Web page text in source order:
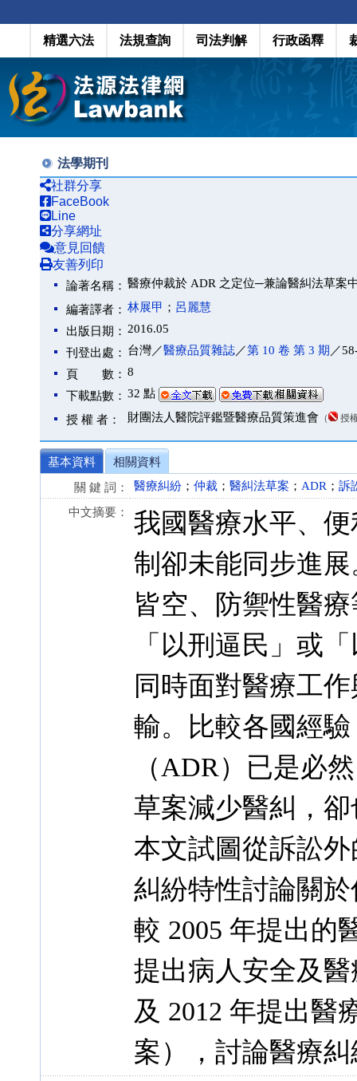
精選六法 法規查詢 司法判解 行政函釋
法學期刊
社群分享
FaceBook
Line
分享網址
意見回饋
友善列印
論著名稱： 醫療仲裁於 ADR 之定位─兼論醫糾法草案
編著譯者： 林展甲 ； 呂麗慧
出版日期： 2016.05
刊登出處： 台灣／醫療品質雜誌／第 10 卷 第 3 期 ／
頁 數： 8
下載點數： 32 點
授 權 者： 財團法人醫院評鑑暨醫療品質策進會 （ 授
基本資料
相關資料
關 鍵 詞：
醫療糾紛 ； 仲裁 ； 醫糾法草案 ； ADR ； 訴
中文摘要：
我國醫療水平、
制卻未能同步進
皆空、防禦性醫
「以刑逼民」或
同時面對醫療工
輸。比較各國經
（ADR）已是必
草案減少醫糾，
本文試圖從訴訟
糾紛特性討論關
較 2005 年提出的
提出病人安全及
及 2012 年提出醫
案），討論醫療